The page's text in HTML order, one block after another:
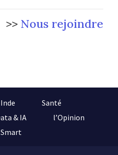
>> Nous rejoindre
Inde
Santé
& IA
l’Opinion
Smart